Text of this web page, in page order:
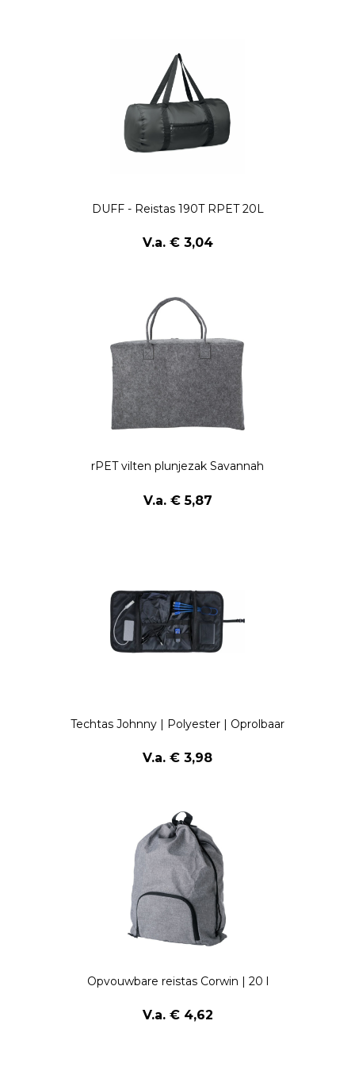
DUFF - Reistas 190T RPET 20L
V.a. € 3,04
rPET vilten plunjezak Savannah
V.a. € 5,87
Techtas Johnny | Polyester | Oprolbaar
V.a. € 3,98
Opvouwbare reistas Corwin | 20 l
V.a. € 4,62